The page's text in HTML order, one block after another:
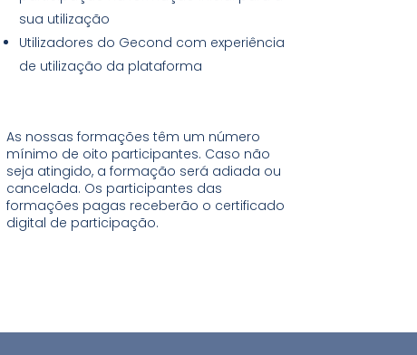
sua utilização
Utilizadores do Gecond com experiência
de utilização da plataforma
As nossas formações têm um número
mínimo de oito participantes. Caso não
seja atingido, a formação será adiada ou
cancelada. Os participantes das
formações pagas receberão o certificado
digital de participação.